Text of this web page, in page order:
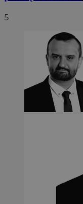
5